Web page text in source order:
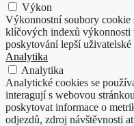
Výkon
Výkonnostní soubory cookie
klíčových indexů výkonnosti
poskytování lepší
Analytika
Analytika
Analytické cookies se
interagují s webovou
poskytovat informace o
odjezdů, zdroj návštěvnosti